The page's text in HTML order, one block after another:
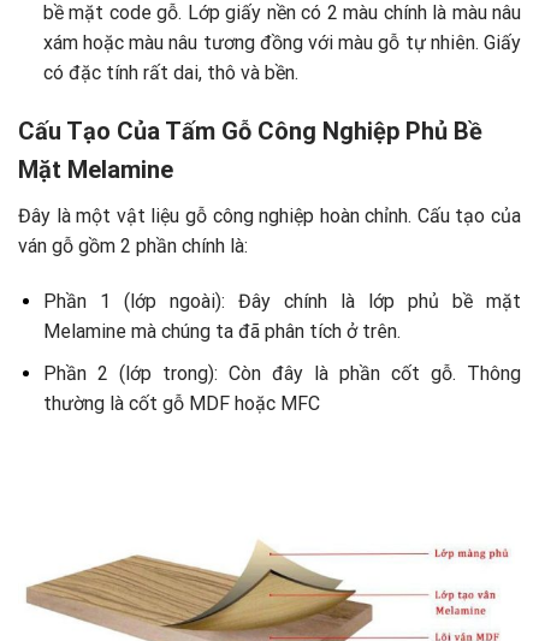
bề mặt code gỗ. Lớp giấy nền có 2 màu chính là màu nâu
xám hoặc màu nâu tương đồng với màu gỗ tự nhiên. Giấy
có đặc tính rất dai, thô và bền.
Cấu Tạo Của Tấm Gỗ Công Nghiệp Phủ Bề
Mặt Melamine
Đây là một vật liệu gỗ công nghiệp hoàn chỉnh. Cấu tạo của
ván gỗ gồm 2 phần chính là:
Phần 1 (lớp ngoài): Đây chính là lớp phủ bề mặt
Melamine mà chúng ta đã phân tích ở trên.
Phần 2 (lớp trong): Còn đây là phần cốt gỗ. Thông
thường là cốt gỗ MDF hoặc MFC